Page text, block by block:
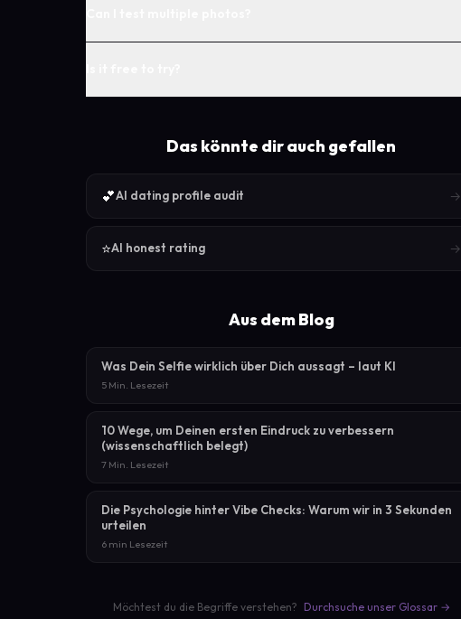
Das könnte dir auch gefallen
💕AI dating profile audit →
⭐AI honest rating →
Aus dem Blog
Was Dein Selfie wirklich über Dich aussagt – laut KI
5 Min. Lesezeit
10 Wege, um Deinen ersten Eindruck zu verbessern
(wissenschaftlich belegt)
7 Min. Lesezeit
Die Psychologie hinter Vibe Checks: Warum wir in 3 Sekunden
urteilen
6 min Lesezeit
Möchtest du die Begriffe verstehen? Durchsuche unser Glossar →